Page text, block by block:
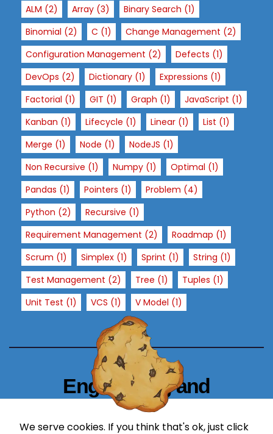
ALM (2) Array (3) Binary Search (1)
Binomial (2) C (1) Change Management (2)
Configuration Management (2) Defects (1)
DevOps (2) Dictionary (1) Expressions (1)
Factorial (1) GIT (1) Graph (1) JavaScript (1)
Kanban (1) Lifecycle (1) Linear (1) List (1)
Merge (1) Node (1) NodeJS (1)
Non Recursive (1) Numpy (1) Optimal (1)
Pandas (1) Pointers (1) Problem (4)
Python (2) Recursive (1)
Requirement Management (2) Roadmap (1)
Scrum (1) Simplex (1) Sprint (1) String (1)
Test Management (2) Tree (1) Tuples (1)
Unit Test (1) VCS (1) V Model (1)
Engineering and
Technology Blogger
We serve cookies. If you think that's ok, just click
g
y
o
ur
vi
si
t.
If
y
o
u
re
fu
th
e
s
e
c
o
ki
e
s,
s
o
m